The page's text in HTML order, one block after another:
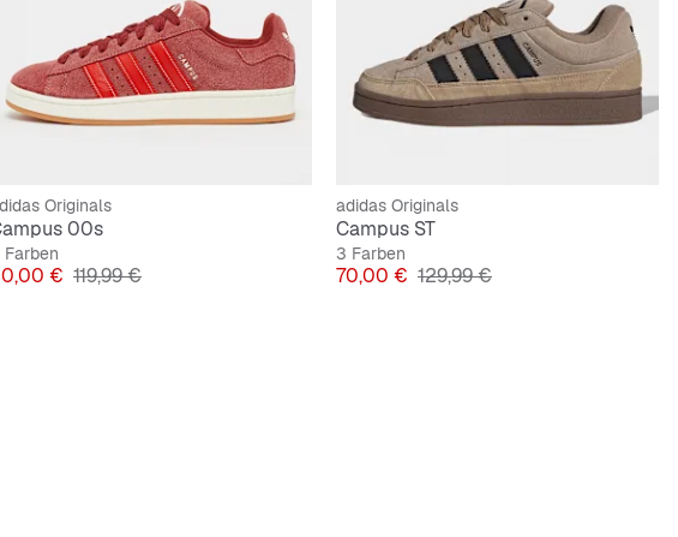
Originals
00s
Farben
€ Originalpreis
119,99 €
adidas Originals
Campus ST
3 Farben
Preis
70,00 € Originalpreis
129,99 €